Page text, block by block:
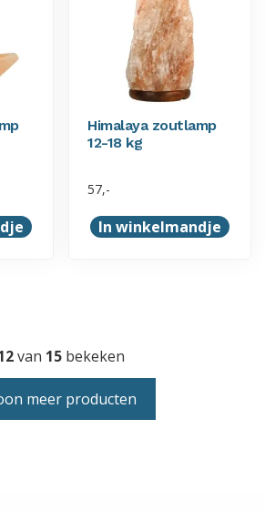
Himalaya zoutlamp
12-18 kg
57,-
In winkelmandje
van 15 bekeken
meer producten